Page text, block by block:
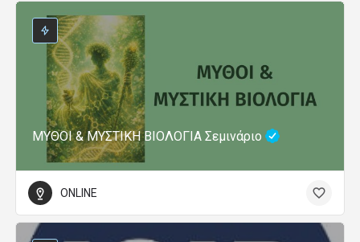
ΜΥΘΟΙ & ΜΥΣΤΙΚΗ ΒΙΟΛΟΓΙΑ Σεμινάριο
ONLINE